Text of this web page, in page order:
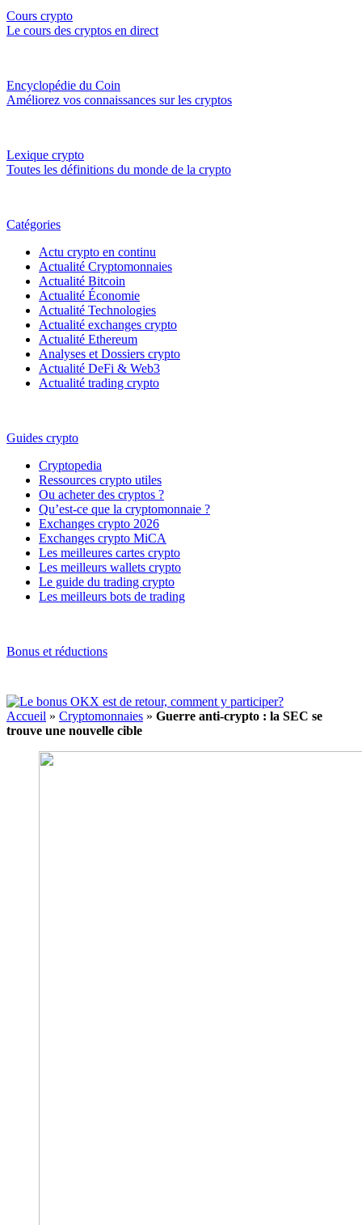
Cours crypto
Le cours des cryptos en direct
Encyclopédie du Coin
Améliorez vos connaissances sur les cryptos
Lexique crypto
Toutes les définitions du monde de la crypto
Catégories
Actu crypto en continu
Actualité Cryptomonnaies
Actualité Bitcoin
Actualité Économie
Actualité Technologies
Actualité exchanges crypto
Actualité Ethereum
Analyses et Dossiers crypto
Actualité DeFi & Web3
Actualité trading crypto
Guides crypto
Cryptopedia
Ressources crypto utiles
Ou acheter des cryptos ?
Qu’est-ce que la cryptomonnaie ?
Exchanges crypto 2026
Exchanges crypto MiCA
Les meilleures cartes crypto
Les meilleurs wallets crypto
Le guide du trading crypto
Les meilleurs bots de trading
Bonus et réductions
Accueil » Cryptomonnaies » Guerre anti-crypto : la SEC se
trouve une nouvelle cible